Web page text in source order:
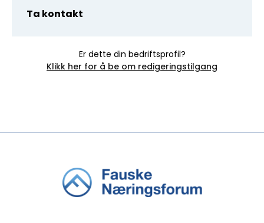
Ta kontakt
Er dette din bedriftsprofil?
Klikk her for å be om redigeringstilgang